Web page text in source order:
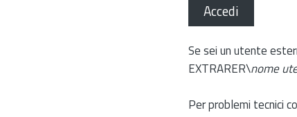
Accedi
Se sei un utente
EXTRARER\nome
Per problemi tecnici